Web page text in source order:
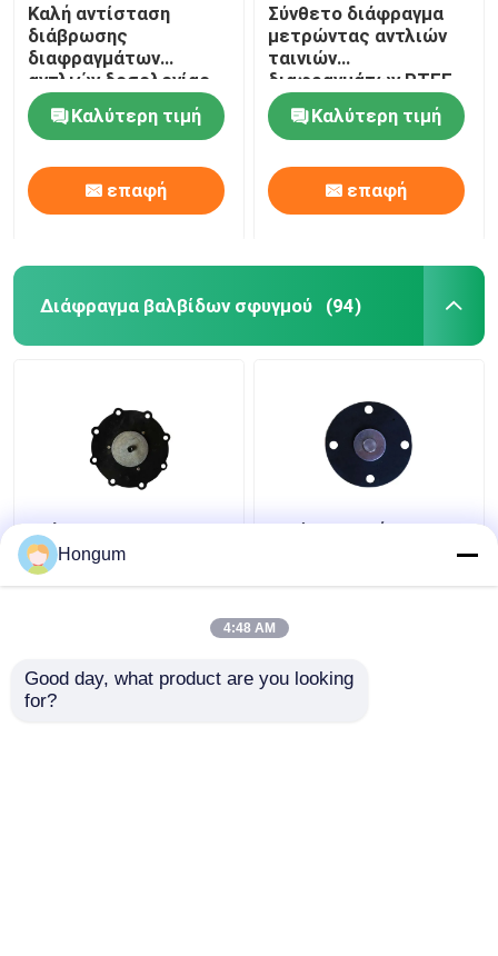
Καλή αντίσταση
διάβρωσης
διαφραγμάτων
αντλιών δοσολογίας
ελαστικότητας PTFE
EPDMΚαλύτερη τιμή
επαφή
Σύνθετο διάφραγμα
μετρώντας αντλιών
ταινιών
διαφραγμάτων PTFE
EPDM
Καλύτερη τιμή
επαφή
Διάφραγμα βαλβίδων σφυγμού (94)
Διάφραγμα για την
ηλεκτρομαγνητική
βαλβίδα σφυγμού
Αντίσταση γήρανσης
Hongum
4:48 AM
Good day, what product are you looking
for?